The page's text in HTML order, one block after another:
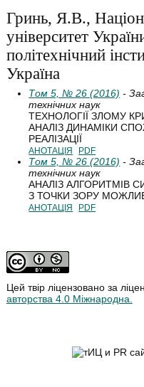
Гринь, Я.В.,
університет
політехнічний
Україна
Том 5, № 26 (2016) -
технічних наук
ТЕХНОЛОГІЇ ЗЛОМУ
АНАЛІЗ ДИНАМІКИ
РЕАЛІЗАЦІЇ
АНОТАЦІЯ PDF
Том 5, № 26 (2016) -
технічних наук
АНАЛІЗ АЛГОРИТМІВ
З ТОЧКИ ЗОРУ
АНОТАЦІЯ PDF
Цей твір ліцензовано за
авторства 4.0 Міжнародна.